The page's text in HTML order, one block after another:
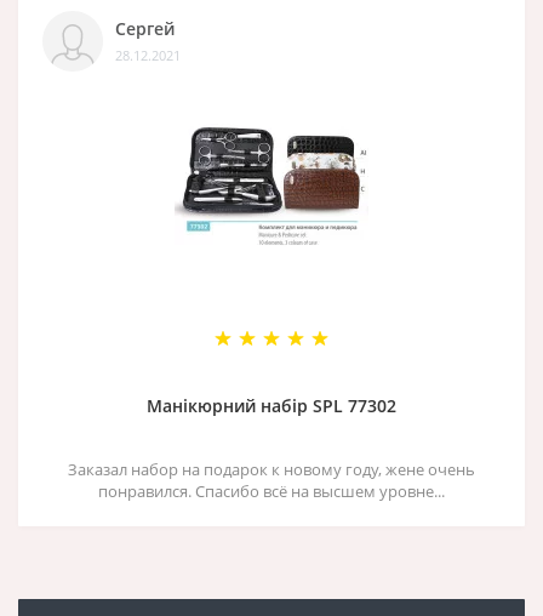
Сергей
28.12.2021
Манікюрний набір SPL 77302
Заказал набор на подарок к новому году, жене очень
понравился. Спасибо всё на высшем уровне...